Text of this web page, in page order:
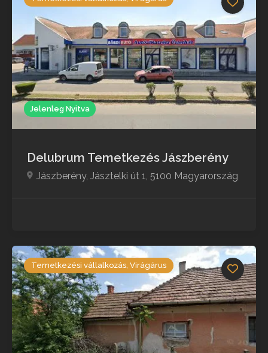
Jelenleg Nyitva
Delubrum Temetkezés Jászberény
Jászberény, Jásztelki út 1, 5100 Magyarország
Temetkezési vállalkozás, Virágárus